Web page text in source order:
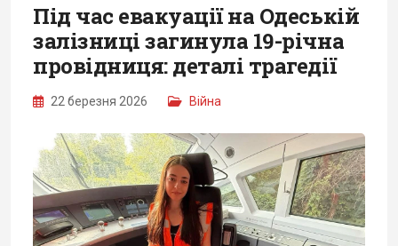
Під час евакуації на Одеській
залізниці загинула 19-річна
провідниця: деталі трагедії
22 березня 2026 Війна